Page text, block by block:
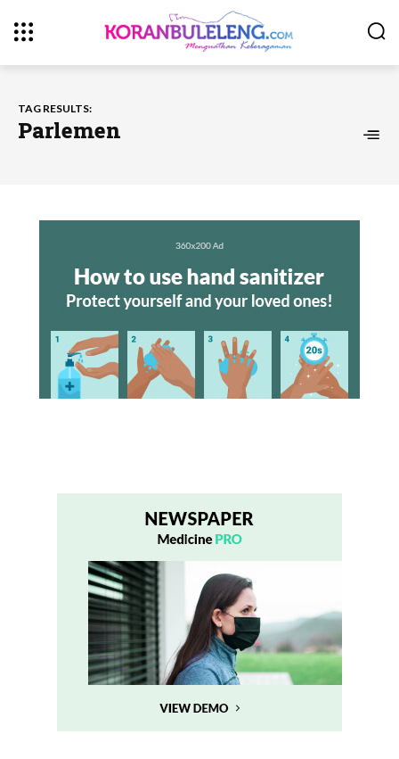
TAG RESULTS:
Parlemen